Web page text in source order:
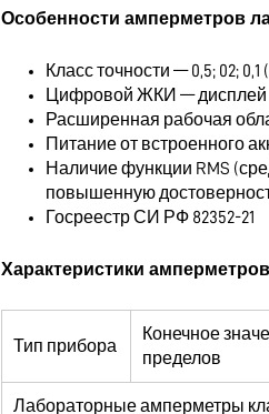
Особенности амперметров
Класс точности — 0,5; 02;
Цифровой ЖКИ — дисплей
Расширенная рабочая
Питание от встроенного
Наличие функции RMS
повышенную
Госреестр СИ РФ 82352-21
Характеристики
Тип прибора
Конечное
пределов
Лабораторные амперметры